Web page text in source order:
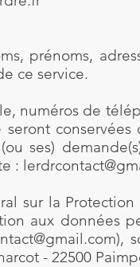
prénoms,
ce service.
numéros de
ses)
:
sur la
aux données
),
- 22500